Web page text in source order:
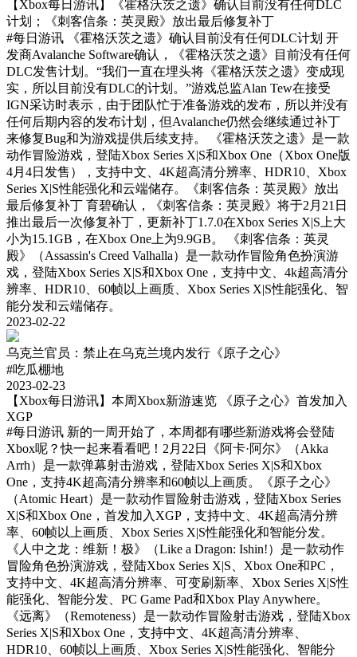
【Xbox每日游讯】《霍格沃茨之遗》确认目前没有任何DLC
计划；《刺客信条：英灵殿》放出最后修复补丁
#每日游讯
《霍格沃茨之遗》确认目前没有任何DLC计划 开
发商Avalanche Software确认，《霍格沃茨之遗》目前没有任何
DLC发售计划。“我们一直在埋头将《霍格沃茨之遗》变成现
实，所以目前没有DLC的计划。”游戏总监Alan Tew在接受
IGN采访时表示，由于团队忙于准备游戏的发布，所以并没有
任何后期内容的发布计划，但Avalanche仍然会继续通过补丁
来修复Bug和为游戏提供后续支持。 《霍格沃茨之遗》是一款
动作冒险游戏，登陆Xbox Series X|S和Xbox One（Xbox One版
4月4日发售），支持中文、4K超高清分辨率、HDR10、Xbox
Series X|S性能强化和云端储存。《刺客信条：英灵殿》放出
最后修复补丁 育碧确认，《刺客信条：英灵殿》将于2月21日
推出最后一次修复补丁，更新补丁1.7.0在Xbox Series X|S上大
小为15.1GB，在Xbox One上为9.9GB。 《刺客信条：英灵
殿》（Assassin's Creed Valhalla）是一款动作冒险角色扮演游
戏，登陆Xbox Series X|S和Xbox One，支持中文、4k超高清分
辨率、HDR10、60帧以上画质、Xbox Series X|S性能强化、智
能分发和云端储存。
2023-02-22
乌克兰官员：禁止在乌克兰境内发行《原子之心》
#吃瓜棚地
2023-02-23
【Xbox每日游讯】本周Xbox新游速览 《原子之心》首发加入
XGP
#每日游讯 新的一周开始了，本周都有哪些新游戏将会登陆
Xbox呢？快一起来看看吧！2月22日《阿卡·阿尔》（Akka
Arrh）是一款弹幕射击游戏，登陆Xbox Series X|S和Xbox
One，支持4K超高清分辨率和60帧以上画质。《原子之心》
（Atomic Heart）是一款动作冒险射击游戏，登陆Xbox Series
X|S和Xbox One，首发加入XGP，支持中文、4K超高清分辨
率、60帧以上画质、Xbox Series X|S性能强化和智能分发。
《人中之龙：维新！极》（Like a Dragon: Ishin!）是一款动作
冒险角色扮演游戏，登陆Xbox Series X|S、Xbox One和PC，
支持中文、4K超高清分辨率、可变刷新率、Xbox Series X|S性
能强化、智能分发、PC Game Pad和Xbox Play Anywhere。
《远离》（Remoteness）是一款动作冒险射击游戏，登陆Xbox
Series X|S和Xbox One，支持中文、4K超高清分辨率、
HDR10、60帧以上画质、Xbox Series X|S性能强化、智能分